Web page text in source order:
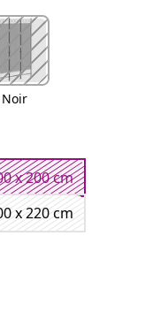
Noir
x 200 cm
x 220 cm